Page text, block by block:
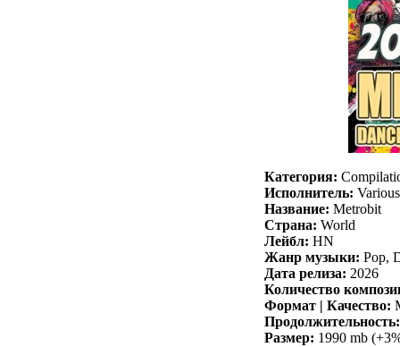
Категория:
Исполнитель:
Название: Metrobit
Страна: World
Лейбл: HN
Жанр музыки: Pop,
Дата релиза: 2026
Количество
Формат | Качество:
Продолжительность:
Размер: 1990 mb